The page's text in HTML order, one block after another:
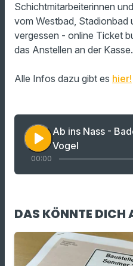
Schichtmitarbeiterinnen
vom Westbad, Stadionbad
vergessen - online Ticket
das Anstellen an der
Alle Infos dazu gibt es hier!
play_arrow
Ab ins Nass -
Vogel
00:00
DAS KÖNNTE DICH